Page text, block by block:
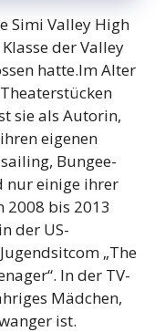
Simi Valley High
der Valley
hatte.Im Alter
sie als Autorin,
eigenen
Bungee-
nur einige ihrer
2008 bis 2013
der US-
„The
In der TV-
Mädchen,
ist.